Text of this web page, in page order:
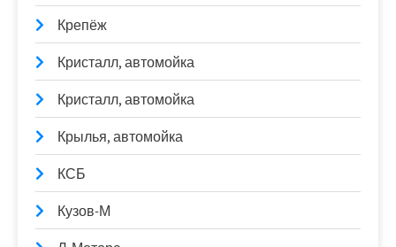
Крепёж
Кристалл, автомойка
Кристалл, автомойка
Крылья, автомойка
КСБ
Кузов-М